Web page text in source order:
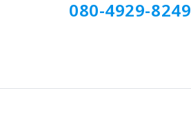
080-4929-8249